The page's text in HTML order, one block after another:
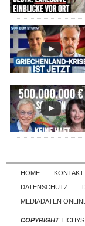
HOME KONTAKT
DATENSCHUTZ
MEDIADATEN
COPYRIGHTTICHYS